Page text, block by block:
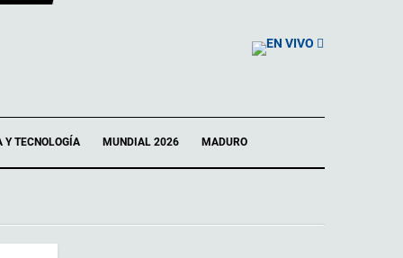
EN VIVO
Y TECNOLOGÍA MUNDIAL 2026 MADURO